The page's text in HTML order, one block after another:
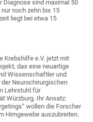
Diagnose sind maximal 50
noch zehn bis 15
liegt bei etwa 15
Krebshilfe e.V. jetzt mit
das eine neuartige
Wissenschaftler und
Neurochirurgischen
Lehrstuhl für
Würzburg. Ihr Ansatz:
wollen die Forscher
Hirngewebe auszubreiten.